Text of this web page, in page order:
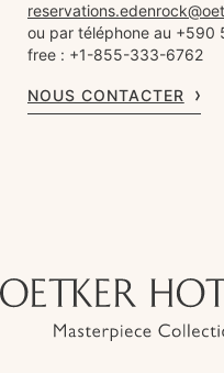
ou par téléphone au +590
free : +1-855-333-6762
NOUS CONTACTER